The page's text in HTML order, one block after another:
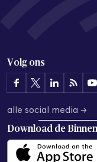
Volg ons
alle social media →
Download de